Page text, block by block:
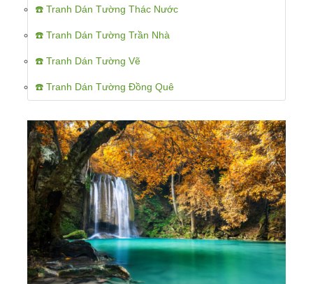
☎️ Tranh Dán Tường Thác Nước
☎️ Tranh Dán Tường Trần Nhà
☎️ Tranh Dán Tường Vẽ
☎️ Tranh Dán Tường Đồng Quê